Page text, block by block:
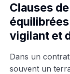
Clauses
équilibrées
vigilant et
Dans un
souvent un